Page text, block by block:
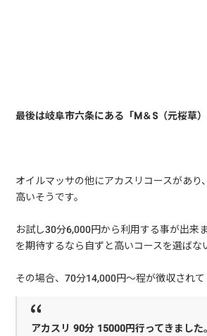
最後は岐阜市六条にある「M＆S（元桜草
オイルマッサの他にアカスリコースがあり
高いそうです。
お試し30分6,000円から利用する事が出来
を期待するなら自ずと高いコースを選ばな
その場合、70分14,000円～程が徴収されて
アカスリ 90分 15000円行ってきまし